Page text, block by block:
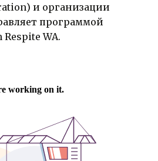
и организации
программой
WA.